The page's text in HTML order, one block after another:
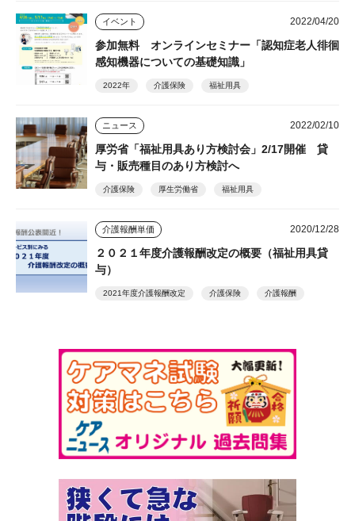
イベント 2022/04/20
参加無料 オンラインセミナー「認知症老人徘徊
感知機器についての基礎知識」
2022年 介護保険 福祉用具
ニュース 2022/02/10
厚労省「福祉用具あり方検討会」2/17開催 貸
与・販売種目のあり方検討へ
介護保険 厚生労働省 福祉用具
介護報酬単価 2020/12/28
２０２１年度介護報酬改定の概要（福祉用具貸
与）
2021年度介護報酬改定 介護保険 介護報酬